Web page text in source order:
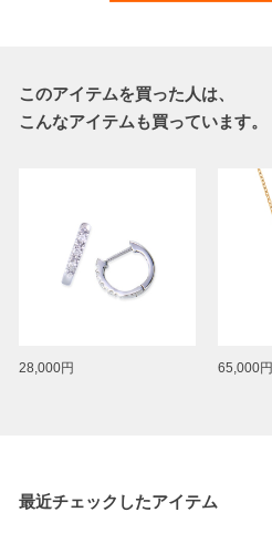
このアイテムを買った人は、
こんなアイテムも買っています。
28,000円 65,000円
最近チェックしたアイテム